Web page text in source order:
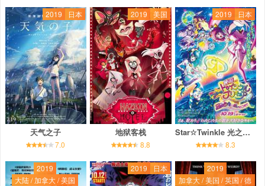
2019 日本
天气之子
7.0
2019 美国
地狱客栈
8.8
2019 日本
Star☆Twinkle 光之美少女 剧场版 向星之歌倾注思念
8.3
2019
大陆 / 加拿大 / 美国
2019 日本
2019
加拿大 / 美国 / 英国 / 德